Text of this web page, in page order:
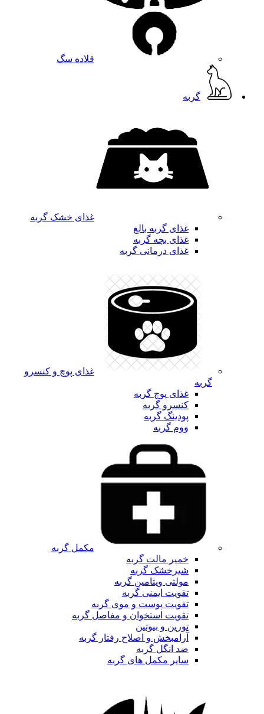
قلاده سگ
گربه
غذای خشک گربه
غذای گربه بالغ
غذای بچه گربه
غذای درمانی گربه
غذای پوچ و کنسرو
گربه
غذای پوچ گربه
کنسرو گربه
پودینگ گربه
ووم گربه
مکمل گربه
خمیر مالت گربه
شیرخشک گربه
مولتی ویتامین گربه
تقویت ایمنی گربه
تقویت پوست و موی گربه
تقویت استخوان و مفاصل گربه
تورین و بیوتین
آرامبخش و اصلاح رفتار گربه
ضد انگل گربه
سایر مکمل های گربه